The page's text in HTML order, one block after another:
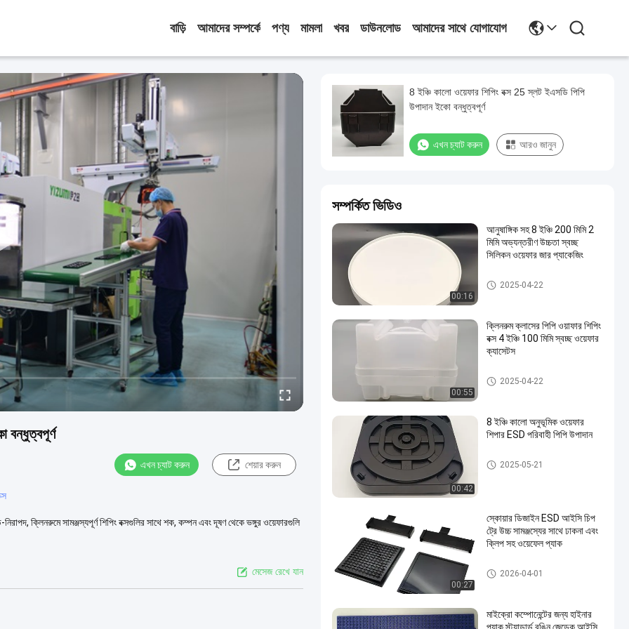
বাড়ি আমাদের সম্পর্কে পণ্য মামলা খবর ডাউনলোড আমাদের সাথে যোগাযোগ
বন্ধুত্বপূর্ণ
এখন চ্যাট করুন শেয়ার করুন
ক্লিনরুমে সামঞ্জস্যপূর্ণ শিপিং বক্সগুলির সাথে শক, কম্পন এবং দূষণ থেকে ভঙ্গুর ওয়েফারগুলি
মেসেজ রেখে যান
8 ইঞ্চি কালো ওয়েফার শিপিং বক্স 25 স্লট ইএসডি পিপি
উপাদান ইকো বন্ধুত্বপূর্ণ
এখন চ্যাট করুন আরও জানুন
সম্পর্কিত ভিডিও
00:16
আনুষাঙ্গিক সহ 8 ইঞ্চি 200 মিমি 2
মিমি অভ্যন্তরীণ উচ্চতা স্বচ্ছ
সিলিকন ওয়েফার জার প্যাকেজিং
ওয়াফার শিপিং বক্স
2025-04-22
00:55
ক্লিনরুম ক্লাসের পিপি ওয়াফার শিপিং
বক্স 4 ইঞ্চি 100 মিমি স্বচ্ছ ওয়েফার
ক্যাসেটস
ওয়াফার শিপিং বক্স
2025-04-22
00:42
8 ইঞ্চি কালো অনুভূমিক ওয়েফার
শিপার ESD পরিবাহী পিপি উপাদান
ওয়াফার শিপিং বক্স
2025-05-21
00:27
স্কোয়ার ডিজাইন ESD আইসি চিপ
ট্রে উচ্চ সামঞ্জস্যের সাথে ঢাকনা এবং
ক্লিপ সহ ওয়েফেল প্যাক
আইসি চিপ ট্রে
2026-04-01
মাইক্রো কম্পোনেন্টের জন্য হাইনার